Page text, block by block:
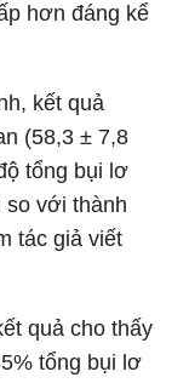
hơn đáng kể
kết quả
(58,3 ± 7,8
tổng bụi lơ
so với thành
tác giả viết
quả cho thấy
tổng bụi lơ